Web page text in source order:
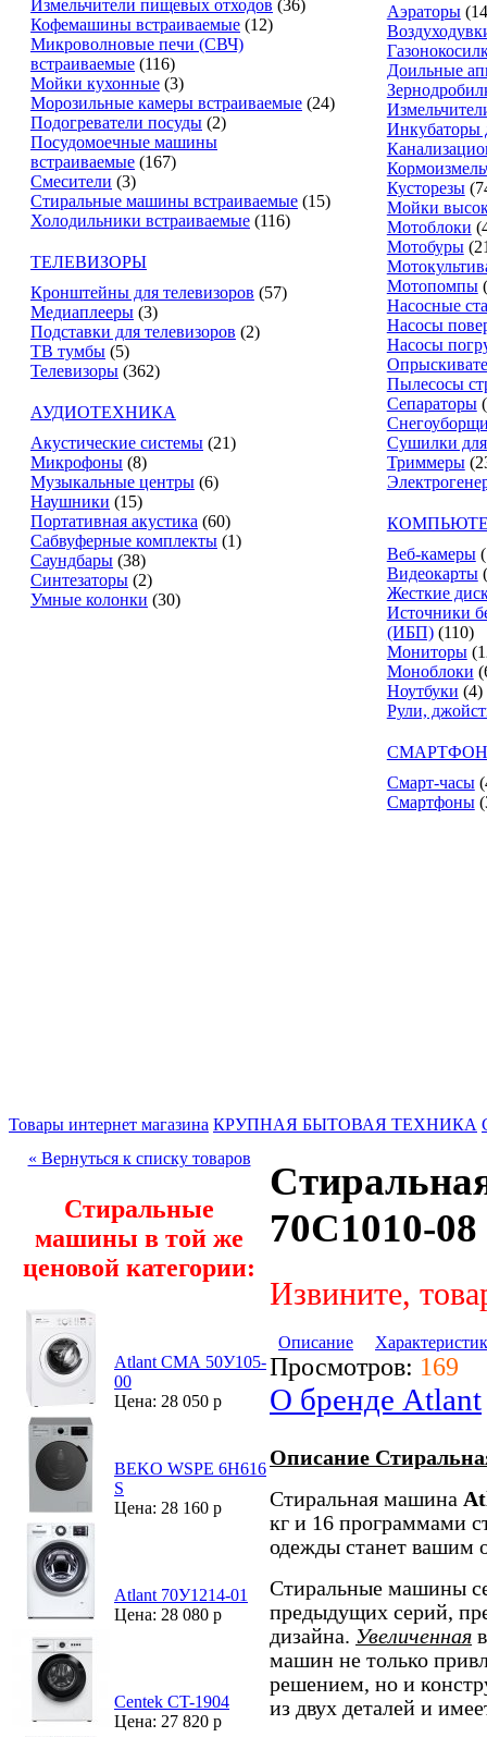
Измельчители пищевых отходов (36)
Кофемашины встраиваемые (12)
Микроволновые печи (СВЧ)
встраиваемые (116)
Мойки кухонные (3)
Морозильные камеры встраиваемые (24)
Подогреватели посуды (2)
Посудомоечные машины
встраиваемые (167)
Смесители (3)
Стиральные машины встраиваемые (15)
Холодильники встраиваемые (116)
ТЕЛЕВИЗОРЫ
Кронштейны для телевизоров (57)
Медиаплееры (3)
Подставки для телевизоров (2)
ТВ тумбы (5)
Телевизоры (362)
АУДИОТЕХНИКА
Акустические системы (21)
Микрофоны (8)
Музыкальные центры (6)
Наушники (15)
Портативная акустика (60)
Сабвуферные комплекты (1)
Саундбары (38)
Синтезаторы (2)
Умные колонки (30)
Аэраторы
Доильные
Инкубаторы
Кусторезы
Мойки
Мотоблоки
Мотобуры
Мотопомпы
Насосные
Насосы
Насосы
Пылесосы
Сепараторы
Сушилки
Триммеры
Веб-камеры
Видеокарты
Жесткие
Источники
(ИБП) (110)
Мониторы
Моноблоки
Ноутбуки (4)
Рули,
Смарт-часы
Смартфоны
Товары интернет магазина КРУПНАЯ БЫТОВАЯ ТЕХНИКА
« Вернуться к списку товаров
Стиральные
машины в той же
ценовой категории:
Atlant СМА 50У105-
00
Цена: 28 050 р
BEKO WSPE 6H616
S
Цена: 28 160 р
Atlant 70У1214-01
Цена: 28 080 р
Centek CT-1904
Цена: 27 820 р
70С1010-08
Извините,
Описание
Просмотров: 169
О бренде Atlant
Описание
Стиральная машина
кг и 16 программами
одежды станет
Стиральные машины
предыдущих серий,
дизайна. Увеличенная
машин не только
решением, но и
из двух деталей и